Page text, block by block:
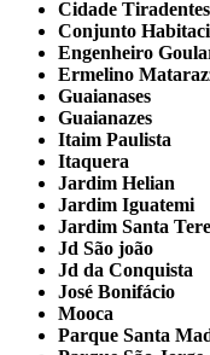
Cidade Tiradentes
Conjunto
Engenheiro
Ermelino
Guaianases
Guaianazes
Itaim Paulista
Itaquera
Jardim Helian
Jardim Iguatemi
Jardim Santa
Jd São joão
Jd da Conquista
José Bonifácio
Mooca
Parque Santa